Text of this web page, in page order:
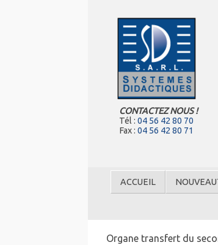
CONTACTEZ NOUS !
Tél : 04 56 42 80 70
Fax : 04 56 42 80 71
ACCUEIL
Organe transfert du